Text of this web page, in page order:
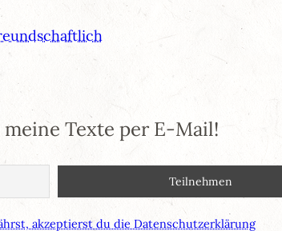
Texte per E-Mail!
akzeptierst du die Datenschutzerklärung